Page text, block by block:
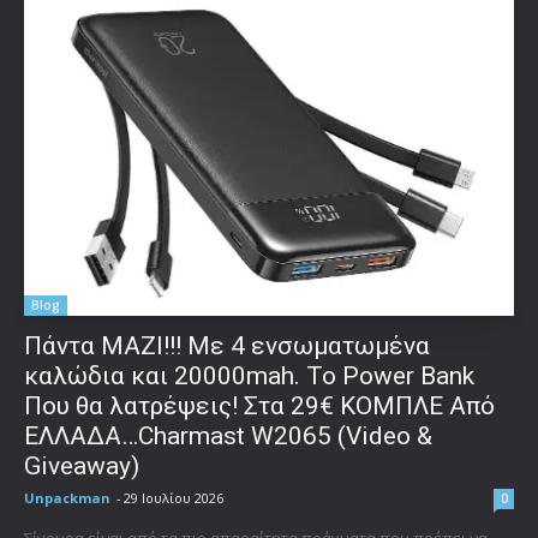
Blog
Πάντα ΜΑΖΙ!!! Με 4 ενσωματωμένα
καλώδια και 20000mah. Το Power Bank
Που θα λατρέψεις! Στα 29€ ΚΟΜΠΛΕ Από
ΕΛΛΑΔΑ…Charmast W2065 (Video &
Giveaway)
Unpackman - 29 Ιουλίου 2026 0